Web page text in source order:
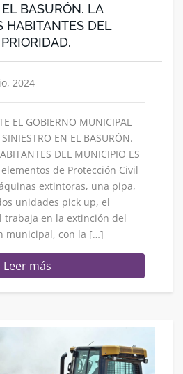
BASURÓN. LA
HABITANTES DEL
2024
EL GOBIERNO MUNICIPAL
EN EL BASURÓN.
DEL MUNICIPIO ES
elementos de Protección Civil
extintoras, una pipa,
unidades pick up, el
trabaja en la extinción del
municipal, con la […]
Leer más